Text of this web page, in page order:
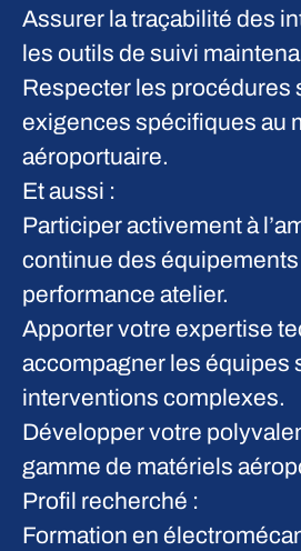
Assurer la traçabilité des
les outils de suivi
Respecter les procédures
exigences spécifiques au
aéroportuaire.
Et aussi :
Participer activement à
continue des équipements
performance atelier.
Apporter votre expertise
accompagner les équipes
interventions complexes.
Développer votre
gamme de matériels
Profil recherché :
Formation en